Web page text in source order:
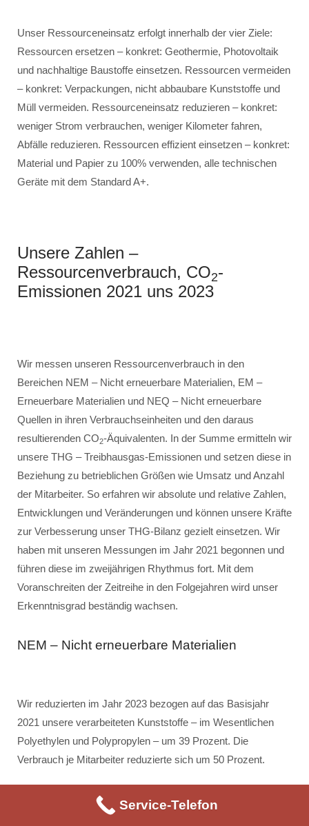
Unser Ressourceneinsatz erfolgt innerhalb der vier Ziele:
Ressourcen ersetzen – konkret: Geothermie, Photovoltaik
und nachhaltige Baustoffe einsetzen. Ressourcen vermeiden
– konkret: Verpackungen, nicht abbaubare Kunststoffe und
Müll vermeiden. Ressourceneinsatz reduzieren – konkret:
weniger Strom verbrauchen, weniger Kilometer fahren,
Abfälle reduzieren. Ressourcen effizient einsetzen – konkret:
Material und Papier zu 100% verwenden, alle technischen
Geräte mit dem Standard A+.
Unsere Zahlen –
Ressourcenverbrauch, CO2-
Emissionen 2021 uns 2023
Wir messen unseren Ressourcenverbrauch in den
Bereichen NEM – Nicht erneuerbare Materialien, EM –
Erneuerbare Materialien und NEQ – Nicht erneuerbare
Quellen in ihren Verbrauchseinheiten und den daraus
resultierenden CO2-Äquivalenten. In der Summe ermitteln wir
unsere THG – Treibhausgas-Emissionen und setzen diese in
Beziehung zu betrieblichen Größen wie Umsatz und Anzahl
der Mitarbeiter. So erfahren wir absolute und relative Zahlen,
Entwicklungen und Veränderungen und können unsere Kräfte
zur Verbesserung unser THG-Bilanz gezielt einsetzen. Wir
haben mit unseren Messungen im Jahr 2021 begonnen und
führen diese im zweijährigen Rhythmus fort. Mit dem
Voranschreiten der Zeitreihe in den Folgejahren wird unser
Erkenntnisgrad beständig wachsen.
NEM – Nicht erneuerbare Materialien
Wir reduzierten im Jahr 2023 bezogen auf das Basisjahr
2021 unsere verarbeiteten Kunststoffe – im Wesentlichen
Polyethylen und Polypropylen – um 39 Prozent. Die
Verbrauch je Mitarbeiter reduzierte sich um 50 Prozent.
Service-Telefon